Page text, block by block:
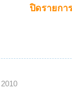
วี๊ดพร้อมกล่องเ
หล่อและแผ่เม
นึ่งได้ถึงสอง เห
งหลวงปู่โต๊ะแล
รีชาญชัย ธ.กรุง
ปิดรายกา